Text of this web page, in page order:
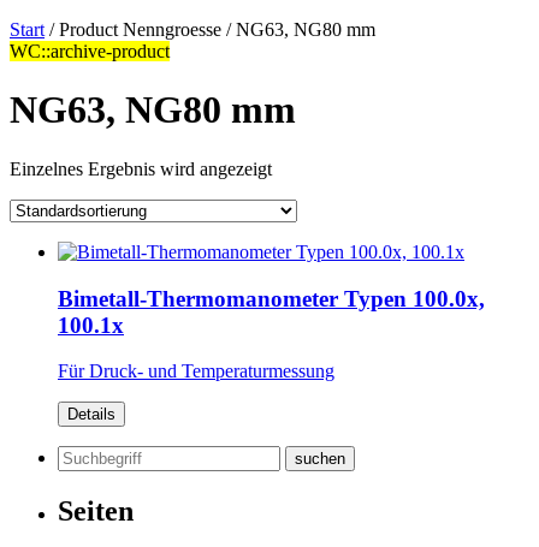
Start / Product Nenngroesse / NG63, NG80 mm
WC::archive-product
NG63, NG80 mm
Einzelnes Ergebnis wird angezeigt
Bimetall-Thermomanometer Typen 100.0x,
100.1x
Für Druck- und Temperaturmessung
Details
Suchen
nach:
Seiten